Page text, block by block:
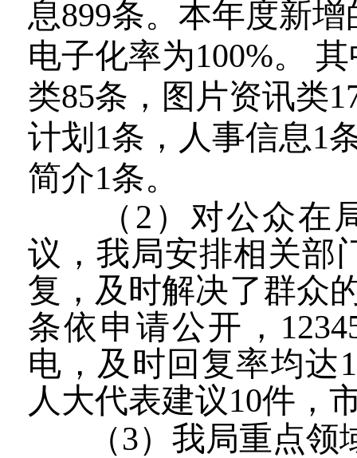
息899条。本年度新
电子化率为100%。 其
类85条，图片资讯类
计划 1条，人事信息1
简介1条。
（ 2 ） 对公众在
议，我局安排相关部
复，及时解决了群众
条依申请公开，
电，及时回复率均达
人大代表建议10件，
（3） 我局重点领